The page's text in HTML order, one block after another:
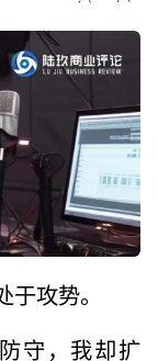
攻势。
守，我却扩